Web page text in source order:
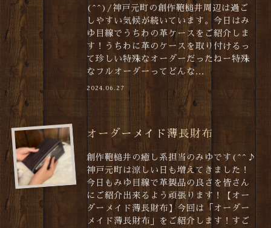
(^^)/神戸元町の創作鞄槌井周辺は過ご
しやすい気候が続いています。今日はみ
ゆ目線でうちわの革ケースをご紹介しま
す！うちわに革のケースを取り付けるっ
て珍しい特殊なオーダーだったねー特殊
なフルオーダーってどんな...
2024.06.27
オーダーメイド薄長財布
創作鞄槌井の癒し系担当のみゆです(^^♪
神戸元町は涼しい日も増えてきました！
今日もみゆ目線で革製品の良さを皆さん
にご紹介出来るよう頑張ります！【オー
ダーメイド薄長財布】今回は「オーダー
メイド薄長財布」をご紹介します！すご